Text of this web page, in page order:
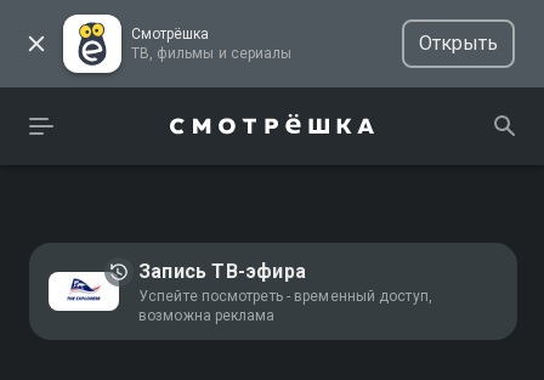
Смотрёшка
ТВ, фильмы и сериалы
Открыть
Запись ТВ-эфира
Успейте посмотреть - временный доступ,
возможна реклама